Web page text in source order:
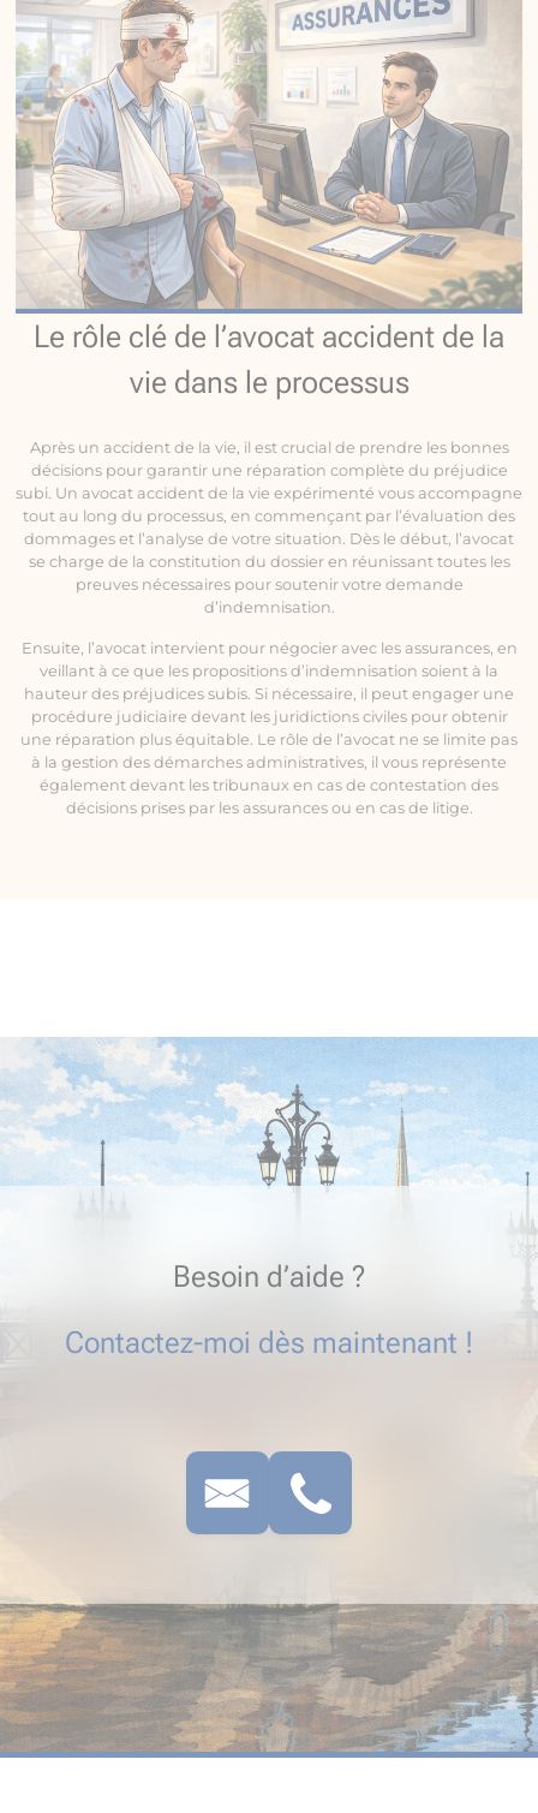
Le rôle clé de l’avocat accident de la
vie dans le processus
Après un accident de la vie, il est crucial de prendre les bonnes
décisions pour garantir une réparation complète du préjudice
subi. Un avocat accident de la vie expérimenté vous accompagne
tout au long du processus, en commençant par l’évaluation des
dommages et l’analyse de votre situation. Dès le début, l’avocat
se charge de la constitution du dossier en réunissant toutes les
preuves nécessaires pour soutenir votre demande
d’indemnisation.
Ensuite, l’avocat intervient pour négocier avec les assurances, en
veillant à ce que les propositions d’indemnisation soient à la
hauteur des préjudices subis. Si nécessaire, il peut engager une
procédure judiciaire devant les juridictions civiles pour obtenir
une réparation plus équitable. Le rôle de l’avocat ne se limite pas
à la gestion des démarches administratives, il vous représente
également devant les tribunaux en cas de contestation des
décisions prises par les assurances ou en cas de litige.
Besoin d’aide ?
Contactez-moi dès maintenant !